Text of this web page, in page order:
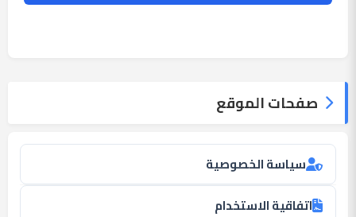
صفحات الموقع
سياسة الخصوصية
اتفاقية الاستخدام